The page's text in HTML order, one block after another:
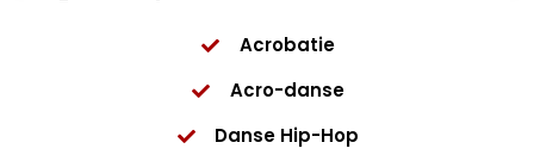
Acrobatie
Acro-danse
Danse Hip-Hop